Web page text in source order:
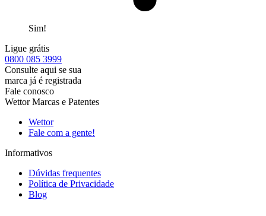
Sim!
Ligue grátis
0800 085 3999
Consulte aqui se sua
marca já é registrada
Fale conosco
Wettor Marcas e Patentes
Wettor
Fale com a gente!
Informativos
Dúvidas frequentes
Política de Privacidade
Blog